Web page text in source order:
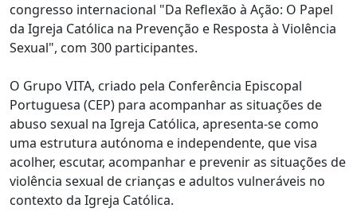
congresso internacional "Da Reflexão à Ação: O Papel
da Igreja Católica na Prevenção e Resposta à Violência
Sexual", com 300 participantes.
O Grupo VITA, criado pela Conferência Episcopal
Portuguesa (CEP) para acompanhar as situações de
abuso sexual na Igreja Católica, apresenta-se como
uma estrutura autónoma e independente, que visa
acolher, escutar, acompanhar e prevenir as situações de
violência sexual de crianças e adultos vulneráveis no
contexto da Igreja Católica.